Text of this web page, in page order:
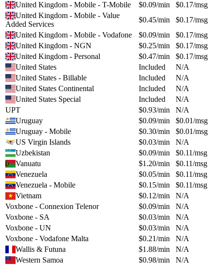
United Kingdom - Mobile - T-Mobile
$0.09/min $0.17/msg
United Kingdom - Mobile - Value
Added Services
$0.45/min $0.17/msg
United Kingdom - Mobile - Vodafone
$0.09/min $0.17/msg
United Kingdom - NGN
$0.25/min $0.17/msg
United Kingdom - Personal
$0.47/min $0.17/msg
United States
Included
N/A
United States - Billable
Included
N/A
United States Continental
Included
N/A
United States Special
Included
N/A
UPT
$0.93/min
N/A
Uruguay
$0.09/min $0.01/msg
Uruguay - Mobile
$0.30/min $0.01/msg
US Virgin Islands
$0.03/min
N/A
Uzbekistan
$0.09/min $0.11/msg
Vanuatu
$1.20/min $0.11/msg
Venezuela
$0.05/min $0.11/msg
Venezuela - Mobile
$0.15/min $0.11/msg
Vietnam
$0.12/min
N/A
Voxbone - Connexion Telenor
$0.09/min
N/A
Voxbone - SA
$0.03/min
N/A
Voxbone - UN
$0.03/min
N/A
Voxbone - Vodafone Malta
$0.21/min
N/A
Wallis & Futuna
$1.88/min
N/A
Western Samoa
$0.98/min
N/A